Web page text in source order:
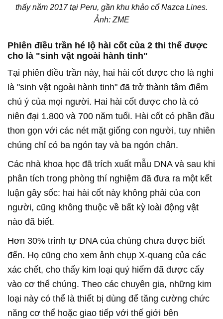
thấy năm 2017 tại Peru, gần khu khảo cổ Nazca Lines.
Ảnh: ZME
Phiên điều trần hé lộ hài cốt của 2 thi thể được
cho là "sinh vật ngoài hành tinh"
Tại phiên điều trần này, hai hài cốt được cho là nghi
là "sinh vật ngoài hành tinh" đã trở thành tâm điểm
chú ý của mọi người. Hai hài cốt được cho là có
niên đại 1.800 và 700 năm tuổi. Hài cốt có phần đầu
thon gọn với các nét mặt giống con người, tuy nhiên
chúng chỉ có ba ngón tay và ba ngón chân.
Các nhà khoa học đã trích xuất mẫu DNA và sau khi
phân tích trong phòng thí nghiệm đã đưa ra một kết
luận gây sốc: hai hài cốt này không phải của con
người, cũng không thuộc về bất kỳ loài động vật
nào đã biết.
Hơn 30% trình tự DNA của chúng chưa được biết
đến. Họ cũng cho xem ảnh chụp X-quang của các
xác chết, cho thấy kim loại quý hiếm đã được cấy
vào cơ thể chúng. Theo các chuyên gia, những kim
loại này có thể là thiết bị dùng để tăng cường chức
năng cơ thể hoặc giao tiếp với thế giới bên